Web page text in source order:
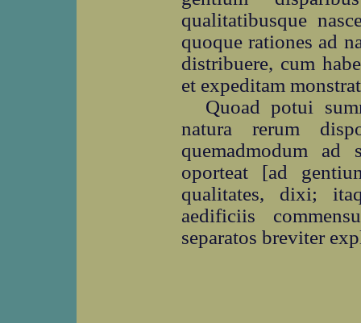
qualitatibusque
quoque rationes ad
distribuere, cum
et expeditam
Quoad potui
natura rerum
quemadmodum
oporteat [ad
qualitates, dixi;
aedificiis
separatos breviter